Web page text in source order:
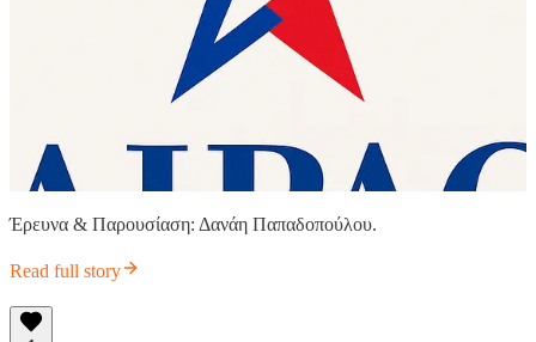
Έρευνα & Παρουσίαση: Δανάη Παπαδοπούλου.
Read full story